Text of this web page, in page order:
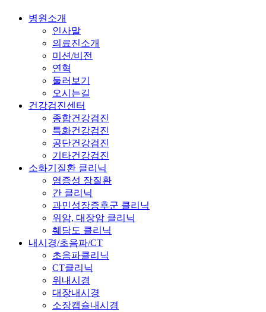
병원소개
인사말
의료진소개
미션/비전
연혁
둘러보기
오시는길
건강검진센터
종합건강검진
특화건강검진
공단건강검진
기타건강검진
소화기질환 클리닉
염증성 장질환
간 클리닉
과민성장증후군 클리닉
위암, 대장암 클리닉
췌담도 클리닉
내시경/초음파/CT
초음파클리닉
CT클리닉
위내시경
대장내시경
소장캡슐내시경